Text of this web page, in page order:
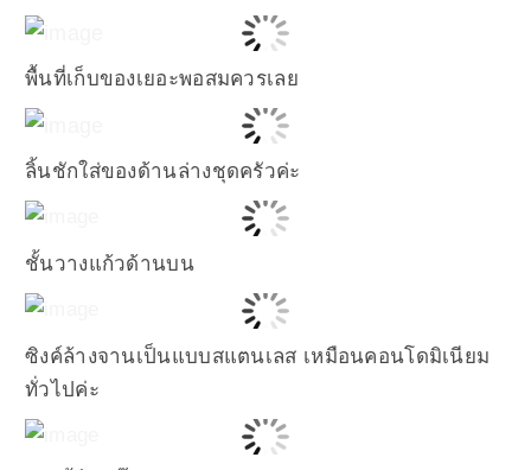
พื้นที่เก็บของเยอะพอสมควรเลย
ลิ้นชักใส่ของด้านล่างชุดครัวค่ะ
ชั้นวางแก้วด้านบน
ซิงค์ล้างจานเป็นแบบสแตนเลส เหมือนคอนโดมิเนียม
ทั่วไปค่ะ